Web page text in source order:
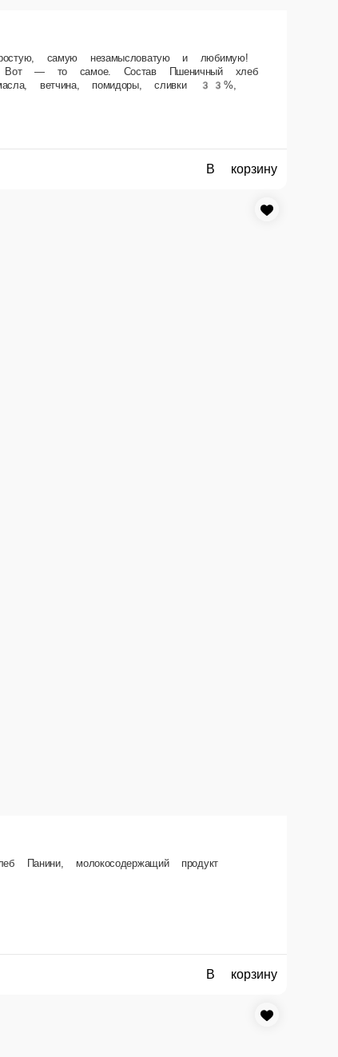
кусай или будь укушен! Состав Пшеничный хлеб Панини,
сырный, руккола свежая, крем бальзамический.